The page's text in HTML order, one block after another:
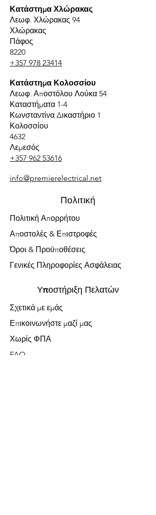
Κατάστημα Χλώρακας
Λεωφ. Χλώρακας 94
Χλώρακας
Πάφος
8220
+357 978 23414
Κατάστημα Κολοσσίου
Λεωφ. Αποστόλου Λούκα 54
Καταστήματα 1-4
Κωνσταντίνα Δικαστήριο 1
Κολοσσίου
4632
Λεμεσός
+357 962 53616
info@premierelectrical.net
Πολιτική
Πολιτική Απορρήτου
Αποστολές & Επιστροφές
Όροι & Προϋποθέσεις
Γενικές Πληροφορίες Ασφάλειας
Υποστήριξη Πελατών
Σχετικά με εμάς
Επικοινωνήστε μαζί μας
Χωρίς ΦΠΑ
FAQ